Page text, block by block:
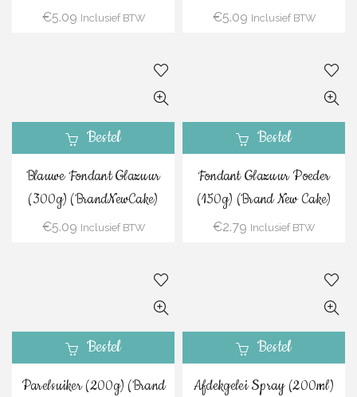
€5.09 Inclusief BTW €5.09 Inclusief BTW
Bestel
Blauwe Fondant Glazuur
(300g) (BrandNewCake)
€5.09 Inclusief BTW
Bestel
Fondant Glazuur Poeder
(150g) (Brand New Cake)
€2.79 Inclusief BTW
Bestel
Parelsuiker (200g) (Brand
Bestel
Afdekgelei Spray (200ml)